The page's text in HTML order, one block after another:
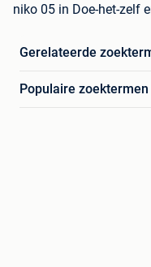
niko 05 in Doe-het-zelf
Gerelateerde
Populaire zoektermen